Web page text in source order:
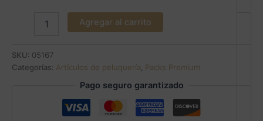
Agregar al carrito
SKU: 05167
Categorías: Artículos de peluquería Packs Premium
Pago seguro garantizado